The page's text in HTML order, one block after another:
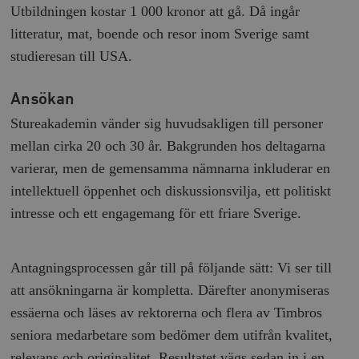
Utbildningen kostar 1 000 kronor att gå. Då ingår
litteratur, mat, boende och resor inom Sverige samt
studieresan till USA.
Ansökan
Stureakademin vänder sig huvudsakligen till personer
mellan cirka 20 och 30 år. Bakgrunden hos deltagarna
varierar, men de gemensamma nämnarna inkluderar en
intellektuell öppenhet och diskussionsvilja, ett politiskt
intresse och ett engagemang för ett friare Sverige.
Antagningsprocessen går till på följande sätt: Vi ser till
att ansökningarna är kompletta. Därefter anonymiseras
essäerna och läses av rektorerna och flera av Timbros
seniora medarbetare som bedömer dem utifrån kvalitet,
.timbro.se
Inc.
__cf_bm
Cloudflare
Inc.
.myfonts.net